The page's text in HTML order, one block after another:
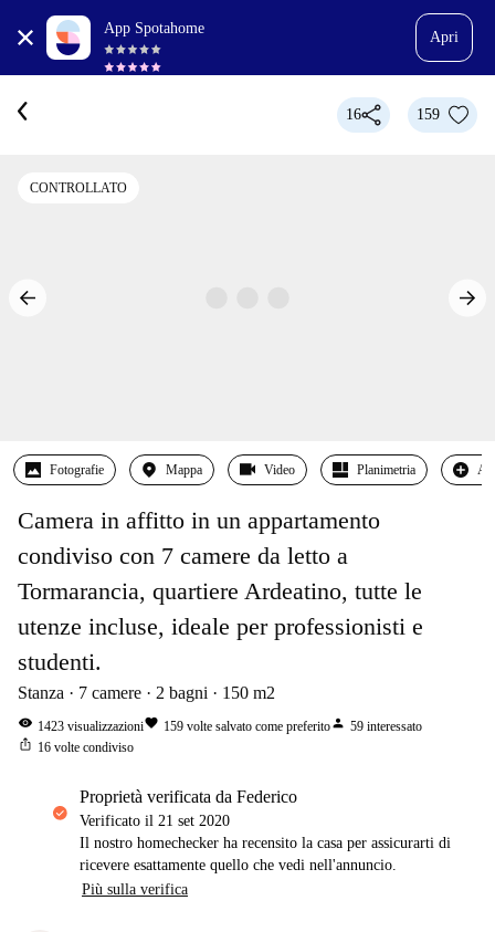
App Spotahome
Apri
16 159
CONTROLLATO
Fotografie Mappa Video Planimetria
Camera in affitto in un appartamento
condiviso con 7 camere da letto a
Tormarancia, quartiere Ardeatino, tutte le
utenze incluse, ideale per professionisti e
studenti.
Stanza 7 camere 2 bagni 150 m2
visibility 1423 visualizzazionifavorite 159 volte salvato come preferitoperson 59 interessato
ios_share 16 volte condiviso
proprietà verificata da Federico
Verificato il 21 set 2020
Il nostro homechecker ha recensito la casa per assicurarti di
ricevere esattamente quello che vedi nell'annuncio.
Più sulla verifica